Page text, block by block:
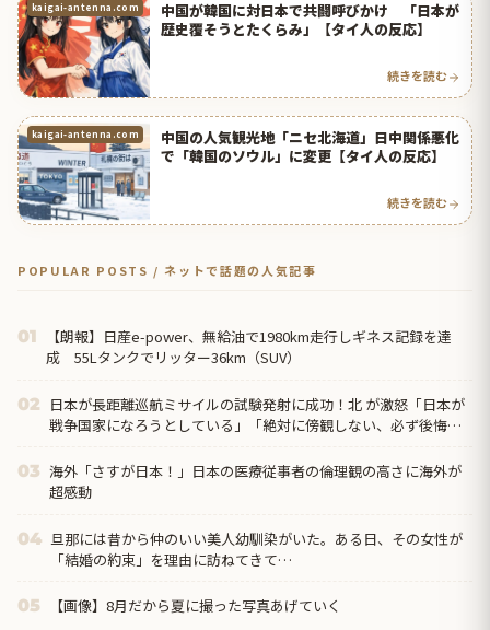
kaigai-antenna.com
中国が韓国に対日本で共闘呼びかけ 「日本が
歴史覆そうとたくらみ」【タイ人の反応】
続きを読む
kaigai-antenna.com
中国の人気観光地「ニセ北海道」日中関係悪化
で「韓国のソウル」に変更【タイ人の反応】
続きを読む
POPULAR POSTS / ネットで話題の人気記事
01
【朗報】日産e-power、無給油で1980km走行しギネス記録を達
成 55Lタンクでリッター36km（SUV）
02
日本が長距離巡航ミサイルの試験発射に成功！北 が激怒「日本が
戦争国家になろうとしている」「絶対に傍観しない、必ず後悔さ
03 海外「さすが日本！」日本の医療従事者の倫理観の高さに海外が
超感動
04 旦那には昔から仲のいい美人幼馴染がいた。ある日、その女性が
「結婚の約束」を理由に訪ねてきて…
05 【画像】8月だから夏に撮った写真あげていく